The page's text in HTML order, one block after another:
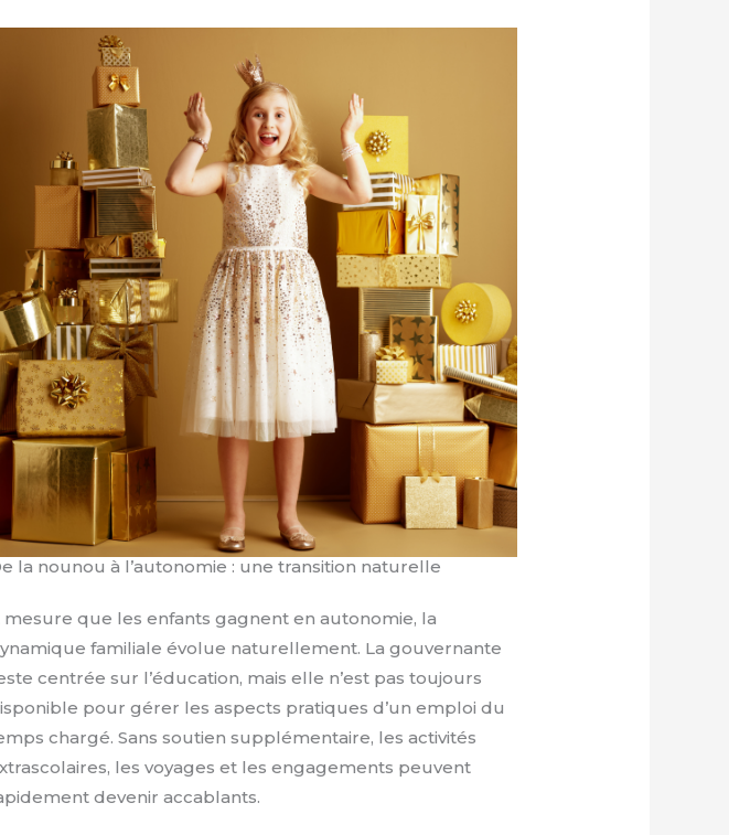
la nounou à l’autonomie : une transition naturelle
mesure que les enfants gagnent en autonomie, la
familiale évolue naturellement. La gouvernante
centrée sur l’éducation, mais elle n’est pas toujours
pour gérer les aspects pratiques d’un emploi du
chargé. Sans soutien supplémentaire, les activités
les voyages et les engagements peuvent
devenir accablants.